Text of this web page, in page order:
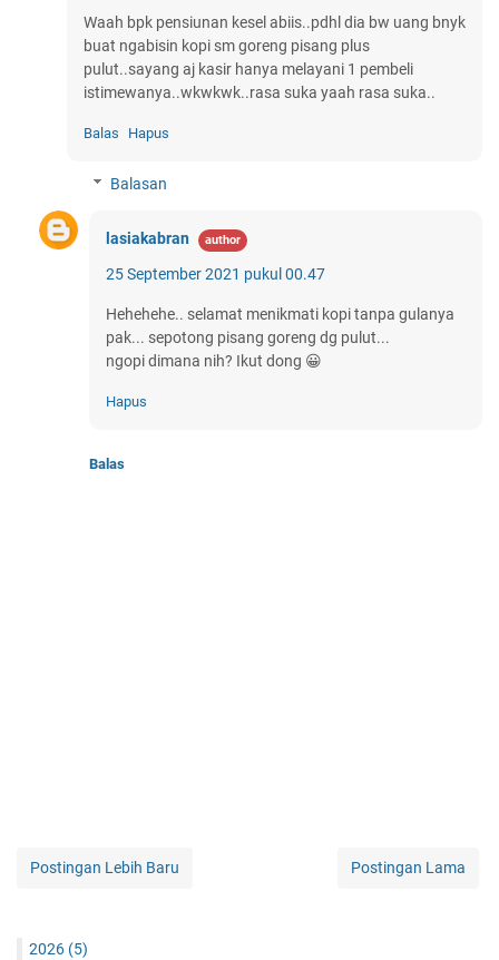
Waah bpk pensiunan kesel abiis..pdhl dia bw uang bnyk
buat ngabisin kopi sm goreng pisang plus
pulut..sayang aj kasir hanya melayani 1 pembeli
istimewanya..wkwkwk..rasa suka yaah rasa suka..
Balas Hapus
Balasan
lasiakabran
25 September 2021 pukul 00.47
Hehehehe.. selamat menikmati kopi tanpa gulanya
pak... sepotong pisang goreng dg pulut...
ngopi dimana nih? Ikut dong 😀
Hapus
Balas
Postingan Lebih Baru Postingan Lama
2026 (5)